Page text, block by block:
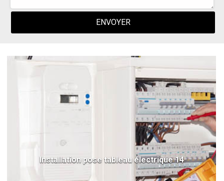
Installation pose tableau électrique 14